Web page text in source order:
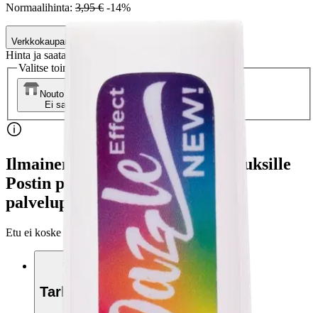
Normaalihinta: 3,95 € -14%
Verkkokaupan hinta
Hinta ja saatavuus voivat vaihdella myymälöittäin
Valitse toimitustapa
Nouto myymälästä
Ei saatavilla
Toimitus
Ei saatavilla
Ilmainen toimitus yli 100 €:n tilauksille
Postin pakettiautomaattiin tai
palvelupisteeseen!
Etu ei koske Suuri‑lisäpalvelulla toimitettavia tuotteita.
Tarkista myymäläsaatavuus